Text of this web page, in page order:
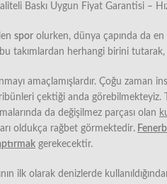
Baskı Uygun Fiyat Garantisi –
spor olurken, dünya çapında da en
takımlardan herhangi birini
amaçlamışlardır. Çoğu zaman
çektiği anda görebilmekteyiz.
da değişilmez parçası olan
oldukça rağbet görmektedir.
gerekecektir.
ilk olarak denizlerde